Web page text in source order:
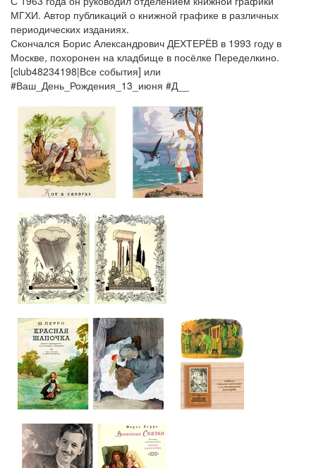
МГХИ. Автор публикаций о книжной графике в различных
периодических изданиях.
Скончался Борис Александрович ДЕХТЕРЁВ в 1993 году в
Москве, похоронен на кладбище в посёлке Переделкино.
[club48234198|Все события] или
#Ваш_День_Рождения_13_июня #Д__